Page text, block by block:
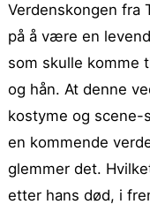
Verdenskongen fra
på å være en
som skulle komme
og hån. At denne
kostyme og scene-
en kommende
glemmer det.
etter hans død, i